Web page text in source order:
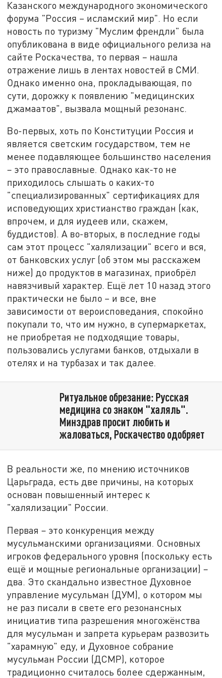
Казанского международного экономического
форума "Россия – исламский мир". Но если
новость по туризму "Муслим френдли" была
опубликована в виде официального релиза на
сайте Роскачества, то первая – нашла
отражение лишь в лентах новостей в СМИ.
Однако именно она, прокладывающая, по
сути, дорожку к появлению "медицинских
джамаатов", вызвала мощный резонанс.
Во-первых, хоть по Конституции Россия и
является светским государством, тем не
менее подавляющее большинство населения
– это православные. Однако как-то не
приходилось слышать о каких-то
"специализированных" сертификациях для
исповедующих христианство граждан (как,
впрочем, и для иудеев или, скажем,
буддистов). А во-вторых, в последние годы
сам этот процесс "халялизации" всего и вся,
от банковских услуг (об этом мы расскажем
ниже) до продуктов в магазинах, приобрёл
навязчивый характер. Ещё лет 10 назад этого
практически не было – и все, вне
зависимости от вероисповедания, спокойно
покупали то, что им нужно, в супермаркетах,
не приобретая не подходящие товары,
пользовались услугами банков, отдыхали в
отелях и на турбазах и так далее.
Ритуальное обрезание: Русская
медицина со знаком "халяль".
Минздрав просит любить и
жаловаться, Роскачество одобряет
В реальности же, по мнению источников
Царьграда, есть две причины, на которых
основан повышенный интерес к
"халялизации" России.
Первая – это конкуренция между
мусульманскими организациями. Основных
игроков федерального уровня (поскольку есть
ещё и мощные региональные организации) –
два. Это скандально известное Духовное
управление мусульман (ДУМ), о котором мы
не раз писали в свете его резонансных
инициатив типа разрешения многожёнства
для мусульман и запрета курьерам развозить
"харамную" еду, и Духовное собрание
мусульман России (ДСМР), которое
традиционно считалось более сдержанным,